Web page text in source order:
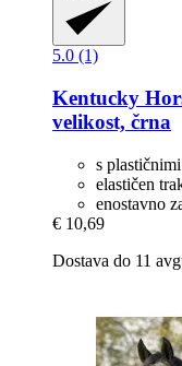
5.0 (1)
Kentucky
velikost, črna
s
elastičen
enostavno
€ 10,69
Dostava do 11